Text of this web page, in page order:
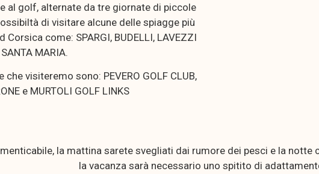
al golf, alternate da tre giornate di piccole
di visitare alcune delle spiagge più
come: SPARGI, BUDELLI, LAVEZZI
SANTA MARIA.
visiteremo sono: PEVERO GOLF CLUB,
e MURTOLI GOLF LINKS
la mattina sarete svegliati dai rumore dei pesci e la
la vacanza sarà necessario uno spitito di